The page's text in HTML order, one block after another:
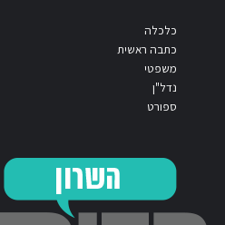
כלכלה
כתבה ראשית
משפטי
נדל"ן
ספורט